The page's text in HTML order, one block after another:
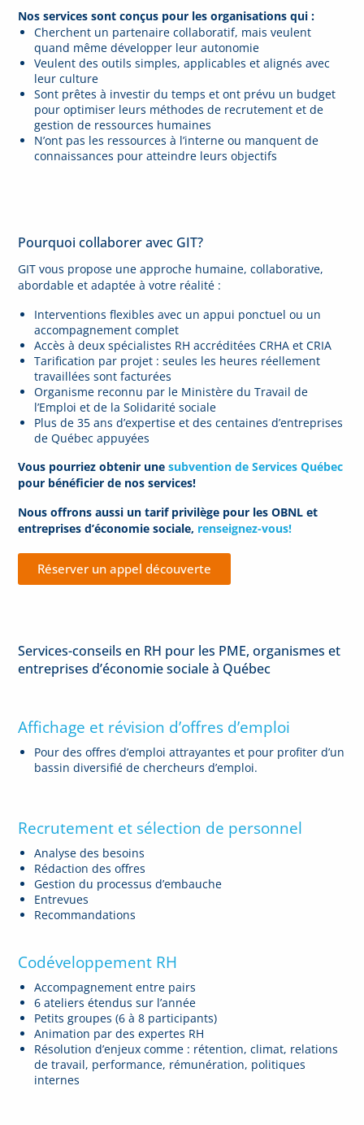
Nos services sont conçus pour les organisations qui :
Cherchent un partenaire collaboratif, mais veulent
quand même développer leur autonomie
Veulent des outils simples, applicables et alignés avec
leur culture
Sont prêtes à investir du temps et ont prévu un budget
pour optimiser leurs méthodes de recrutement et de
gestion de ressources humaines
N’ont pas les ressources à l’interne ou manquent de
connaissances pour atteindre leurs objectifs
Pourquoi collaborer avec GIT?
GIT vous propose une approche humaine, collaborative,
abordable et adaptée à votre réalité :
Interventions flexibles avec un appui ponctuel ou un
accompagnement complet
Accès à deux spécialistes RH accréditées CRHA et CRIA
Tarification par projet : seules les heures réellement
travaillées sont facturées
Organisme reconnu par le Ministère du Travail de
l’Emploi et de la Solidarité sociale
Plus de 35 ans d’expertise et des centaines d’entreprises
de Québec appuyées
Vous pourriez obtenir une subvention de Services Québec
pour bénéficier de nos services!
Nous offrons aussi un tarif privilège pour les OBNL et
entreprises d’économie sociale, renseignez-vous!
Réserver un appel découverte
Services-conseils en RH pour les PME, organismes et
entreprises d’économie sociale à Québec
Affichage et révision d’offres d’emploi
Pour des offres d’emploi attrayantes et pour profiter d’un
bassin diversifié de chercheurs d’emploi.
Recrutement et sélection de personnel
Analyse des besoins
Rédaction des offres
Gestion du processus d’embauche
Entrevues
Recommandations
Codéveloppement RH
Accompagnement entre pairs
6 ateliers étendus sur l’année
Petits groupes (6 à 8 participants)
Animation par des expertes RH
Résolution d’enjeux comme : rétention, climat, relations
de travail, performance, rémunération, politiques
internes